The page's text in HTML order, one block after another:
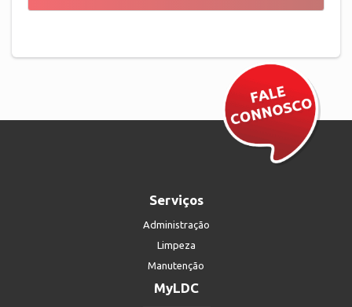
Serviços
Administração
Limpeza
Manutenção
MyLDC